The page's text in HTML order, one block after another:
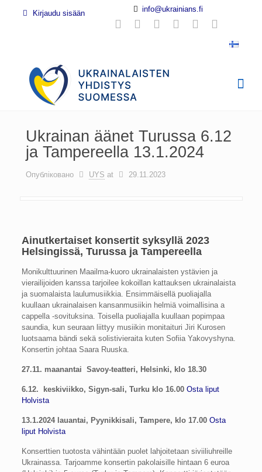
Kirjaudu sisään info@ukrainians.fi
Ukrainan äänet Turussa 6.12
ja Tampereella 13.1.2024
Опубліковано UYS at 29.11.2023
Ainutkertaiset konsertit syksyllä 2023
Helsingissä, Turussa ja Tampereella
Monikulttuurinen Maailma-kuoro ukrainalaisten ystävien ja
vierailijoiden kanssa tarjoilee kokoillan kattauksen ukrainalaista
ja suomalaista laulumusiikkia. Ensimmäisellä puoliajalla
kuullaan ukrainalaisen kansanmusiikin helmiä voimallisina a
cappella -sovituksina. Toisella puoliajalla kuullaan popimpaa
saundia, kun seuraan liittyy musiikin monitaituri Jiri Kurosen
luotsaama bändi sekä solistivieraita kuten Sofiia Yakovyshyna.
Konsertin johtaa Saara Ruuska.
27.11. maanantai Savoy-teatteri, Helsinki, klo 18.30
6.12. keskiviikko, Sigyn-sali, Turku klo 16.00Osta liput
Holvista
13.1.2024 lauantai, Pyynikkisali, Tampere, klo 17.00Osta
liput Holvista
Konserttien tuotosta vähintään puolet lahjoitetaan siviiliuhreille
Ukrainassa. Tarjoamme konsertin pakolaisille hintaan 6 euroa